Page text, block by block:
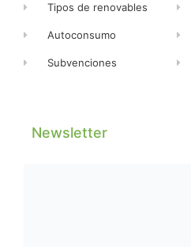
Tipos de renovables
Autoconsumo
Subvenciones
Newsletter